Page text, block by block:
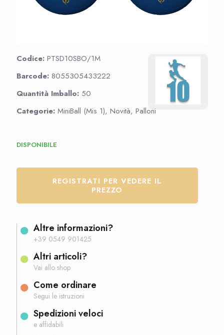
Codice: PTSD10SBO/1M
Barcode: 8055305433222
Quantità Imballo: 50
Categorie: MiniBall (Mis 1), Novità, Palloni
DISPONIBILE
REGISTRATI PER VEDERE IL
PREZZO
Altre informazioni?
+39 0549 901425
Altri articoli?
Vai allo shop
Come ordinare
Segui le istruzioni
Spedizioni veloci
e affidabili